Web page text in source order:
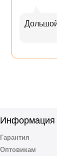
габаритным
Информация
Гарантия
Оптовикам